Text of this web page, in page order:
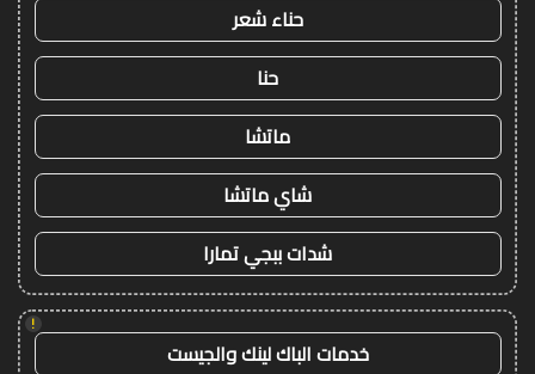
حناء شعر
حنا
ماتشا
شاي ماتشا
شدات ببجي تمارا
!
خدمات الباك لينك والجيست